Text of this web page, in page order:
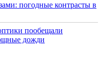
погодные контрасты в
пообещали
дожди